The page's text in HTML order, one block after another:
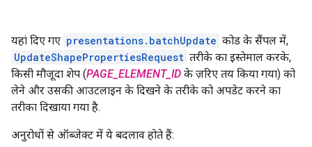
यहां दिए गए presentations.batchUpdate कोड के सैंपल में,
UpdateShapePropertiesRequest तरीके का इस्तेमाल करके,
किसी मौजूदा शेप (PAGE_ELEMENT_ID के ज़रिए तय किया गया) को
लेने और उसकी आउटलाइन के दिखने के तरीके को अपडेट करने का
तरीका दिखाया गया है.
अनुरोधों से ऑब्जेक्ट में ये बदलाव होते हैं: